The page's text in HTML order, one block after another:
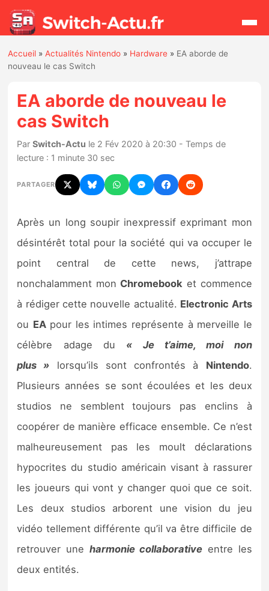
Actualités
Jeux
Hardware
Chiffres de ventes
Rumeurs
Nintendo Direct
Tests et previews
Tests de jeux
Tests d’accessoires
Autres tests
Previews
Précommandes
Précommandes jeux Switch 2
Sorties de jeux
Accueil »Actualités Nintendo » Hardware » EA aborde de
nouveau le cas Switch
EA aborde de nouveau le
cas Switch
ParSwitch-Actu le 2 Fév 2020 à 20:30 - Temps de
lecture : 1 minute 30 sec
PARTAGER
Après un long soupir inexpressif exprimant mon
désintérêt total pour la société qui va occuper le
point central de cette news, j’attrape
nonchalamment mon Chromebook et commence
à rédiger cette nouvelle actualité. Electronic Arts
ou EApour les intimes représente à merveille le
célèbre adage du « Je t’aime, moi non
plus » lorsqu’ils sont confrontés à Nintendo.
Plusieurs années se sont écoulées et les deux
studios ne semblent toujours pas enclins à
coopérer de manière efficace ensemble. Ce n’est
malheureusement pas les moult déclarations
hypocrites du studio américain visant à rassurer
les joueurs qui vont y changer quoi que ce soit.
Les deux studios arborent une vision du jeu
vidéo tellement différente qu’il va être difficile de
retrouver une harmonie collaborative entre les
deux entités.